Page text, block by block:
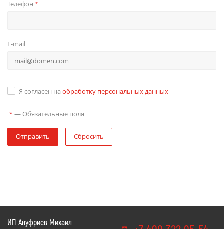
Телефон *
E-mail
Я согласен на обработку персональных данных
* — Обязательные поля
Отправить Сбросить
ИП Ануфриев Михаил